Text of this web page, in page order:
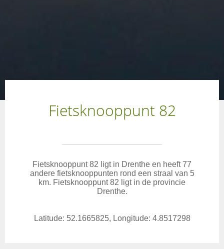
Fietsknooppunt 82
Fietsknooppunt 82 ligt in Drenthe en heeft 77
andere fietsknooppunten rond een straal van 5
km. Fietsknooppunt 82 ligt in de provincie
Drenthe.
Latitude: 52.1665825, Longitude: 4.8517298